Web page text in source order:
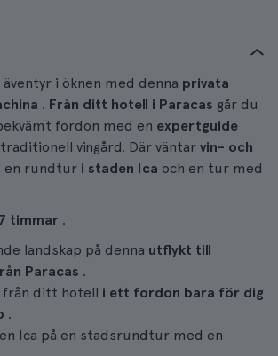
i öknen med denna privata
. Från ditt hotell i Paracas går du
fordon med en expertguide
vingård. Där väntar vin- och
en rundtur i staden Ica och en tur med
7 timmar .
landskap på denna utflykt till
Paracas .
från ditt hotell i ett fordon bara för dig
.
Ica på en stadsrundtur med en